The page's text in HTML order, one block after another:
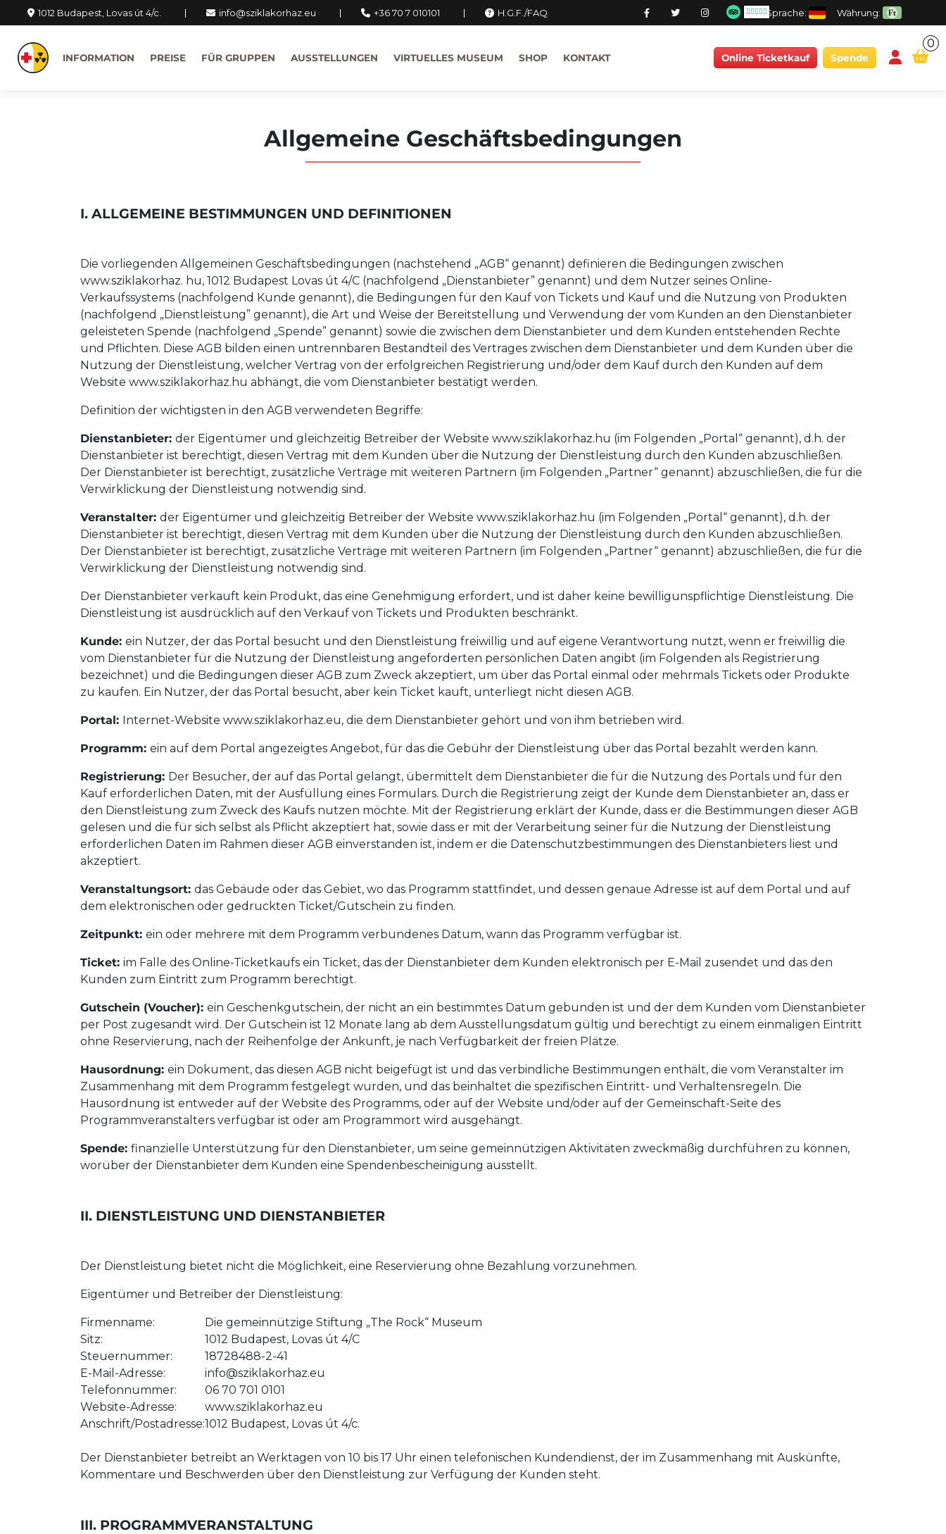
1012 Budapest, Lovas út 4/c. info@sziklakorhaz.eu +36 70 7 010101 H.G.F./FAQ Sprache: Währung:
INFORMATION PREISE FÜR GRUPPEN AUSSTELLUNGEN VIRTUELLES MUSEUM SHOP KONTAKT Online Ticketkauf Spende
0
Allgemeine Geschäftsbedingungen
I. ALLGEMEINE BESTIMMUNGEN UND DEFINITIONEN
Die vorliegenden Allgemeinen Geschäftsbedingungen (nachstehend „AGB“ genannt) definieren die Bedingungen zwischen
www.sziklakorhaz. hu, 1012 Budapest Lovas út 4/C (nachfolgend „Dienstanbieter” genannt) und dem Nutzer seines Online-
Verkaufssystems (nachfolgend Kunde genannt), die Bedingungen für den Kauf von Tickets und Kauf und die Nutzung von Produkten
(nachfolgend „Dienstleistung” genannt), die Art und Weise der Bereitstellung und Verwendung der vom Kunden an den Dienstanbieter
geleisteten Spende (nachfolgend „Spende” genannt) sowie die zwischen dem Dienstanbieter und dem Kunden entstehenden Rechte
und Pflichten. Diese AGB bilden einen untrennbaren Bestandteil des Vertrages zwischen dem Dienstanbieter und dem Kunden über die
Nutzung der Dienstleistung, welcher Vertrag von der erfolgreichen Registrierung und/oder dem Kauf durch den Kunden auf dem
Website www.sziklakorhaz.hu abhängt, die vom Dienstanbieter bestätigt werden.
Definition der wichtigsten in den AGB verwendeten Begriffe:
Dienstanbieter: der Eigentümer und gleichzeitig Betreiber der Website www.sziklakorhaz.hu (im Folgenden „Portal“ genannt), d.h. der
Dienstanbieter ist berechtigt, diesen Vertrag mit dem Kunden über die Nutzung der Dienstleistung durch den Kunden abzuschließen.
Der Dienstanbieter ist berechtigt, zusätzliche Verträge mit weiteren Partnern (im Folgenden „Partner“ genannt) abzuschließen, die für die
Verwirklickung der Dienstleistung notwendig sind.
Veranstalter: der Eigentümer und gleichzeitig Betreiber der Website www.sziklakorhaz.hu (im Folgenden „Portal“ genannt), d.h. der
Dienstanbieter ist berechtigt, diesen Vertrag mit dem Kunden über die Nutzung der Dienstleistung durch den Kunden abzuschließen.
Der Dienstanbieter ist berechtigt, zusätzliche Verträge mit weiteren Partnern (im Folgenden „Partner“ genannt) abzuschließen, die für die
Verwirklickung der Dienstleistung notwendig sind.
Der Dienstanbieter verkauft kein Produkt, das eine Genehmigung erfordert, und ist daher keine bewilligunspflichtige Dienstleistung. Die
Dienstleistung ist ausdrücklich auf den Verkauf von Tickets und Produkten beschränkt.
Kunde: ein Nutzer, der das Portal besucht und den Dienstleistung freiwillig und auf eigene Verantwortung nutzt, wenn er freiwillig die
vom Dienstanbieter für die Nutzung der Dienstleistung angeforderten persönlichen Daten angibt (im Folgenden als Registrierung
bezeichnet) und die Bedingungen dieser AGB zum Zweck akzeptiert, um über das Portal einmal oder mehrmals Tickets oder Produkte
zu kaufen. Ein Nutzer, der das Portal besucht, aber kein Ticket kauft, unterliegt nicht diesen AGB.
Portal: Internet-Website www.sziklakorhaz.eu, die dem Dienstanbieter gehört und von ihm betrieben wird.
Programm: ein auf dem Portal angezeigtes Angebot, für das die Gebühr der Dienstleistung über das Portal bezahlt werden kann.
Registrierung: Der Besucher, der auf das Portal gelangt, übermittelt dem Dienstanbieter die für die Nutzung des Portals und für den
Kauf erforderlichen Daten, mit der Ausfüllung eines Formulars. Durch die Registrierung zeigt der Kunde dem Dienstanbieter an, dass er
den Dienstleistung zum Zweck des Kaufs nutzen möchte. Mit der Registrierung erklärt der Kunde, dass er die Bestimmungen dieser AGB
gelesen und die für sich selbst als Pflicht akzeptiert hat, sowie dass er mit der Verarbeitung seiner für die Nutzung der Dienstleistung
erforderlichen Daten im Rahmen dieser AGB einverstanden ist, indem er die Datenschutzbestimmungen des Dienstanbieters liest und
akzeptiert.
Veranstaltungsort: das Gebäude oder das Gebiet, wo das Programm stattfindet, und dessen genaue Adresse ist auf dem Portal und auf
dem elektronischen oder gedruckten Ticket/Gutschein zu finden.
Zeitpunkt: ein oder mehrere mit dem Programm verbundenes Datum, wann das Programm verfügbar ist.
Ticket: im Falle des Online-Ticketkaufs ein Ticket, das der Dienstanbieter dem Kunden elektronisch per E-Mail zusendet und das den
Kunden zum Eintritt zum Programm berechtigt.
Gutschein (Voucher): ein Geschenkgutschein, der nicht an ein bestimmtes Datum gebunden ist und der dem Kunden vom Dienstanbieter
per Post zugesandt wird. Der Gutschein ist 12 Monate lang ab dem Ausstellungsdatum gültig und berechtigt zu einem einmaligen Eintritt
ohne Reservierung, nach der Reihenfolge der Ankunft, je nach Verfügbarkeit der freien Plätze.
Hausordnung: ein Dokument, das diesen AGB nicht beigefügt ist und das verbindliche Bestimmungen enthält, die vom Veranstalter im
Zusammenhang mit dem Programm festgelegt wurden, und das beinhaltet die spezifischen Eintritt- und Verhaltensregeln. Die
Hausordnung ist entweder auf der Website des Programms, oder auf der Website und/oder auf der Gemeinschaft-Seite des
Programmveranstalters verfügbar ist oder am Programmort wird ausgehängt.
Spende: finanzielle Unterstützung für den Dienstanbieter, um seine gemeinnützigen Aktivitäten zweckmäßig durchführen zu können,
worüber der Dienstanbieter dem Kunden eine Spendenbescheinigung ausstellt.
II. DIENSTLEISTUNG UND DIENSTANBIETER
Der Dienstleistung bietet nicht die Möglichkeit, eine Reservierung ohne Bezahlung vorzunehmen.
Eigentümer und Betreiber der Dienstleistung:
Firmenname:
Die gemeinnützige Stiftung „The Rock“ Museum
Sitz:
1012 Budapest, Lovas út 4/C
Steuernummer:
18728488-2-41
E-Mail-Adresse:
info@sziklakorhaz.eu
Telefonnummer:
06 70 701 0101
Website-Adresse:
www.sziklakorhaz.eu
Anschrift/Postadresse:1012 Budapest, Lovas út 4/c.
Der Dienstanbieter betreibt an Werktagen von 10 bis 17 Uhr einen telefonischen Kundendienst, der im Zusammenhang mit Auskünfte,
Kommentare und Beschwerden über den Dienstleistung zur Verfügung der Kunden steht.
III. PROGRAMMVERANSTALTUNG